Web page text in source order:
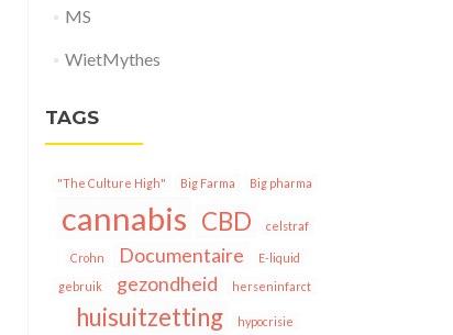
MS
WietMythes
TAGS
"The Culture High" Big Farma Big pharma
cannabis CBD celstraf
Crohn Documentaire
E-liquid
gebruik
gezondheid herseninfarct
huisuitzetting hypocrisie